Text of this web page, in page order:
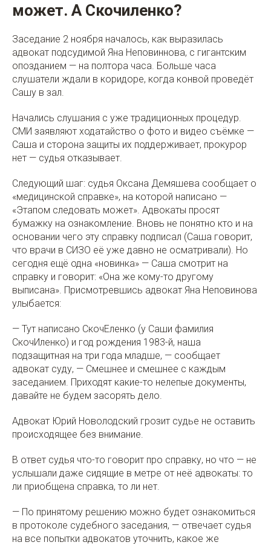
может. А Скочиленко?
Заседание 2 ноября началось, как выразилась
адвокат подсудимой Яна Неповиннова, с гигантским
опозданием — на полтора часа. Больше часа
слушатели ждали в коридоре, когда конвой проведёт
Сашу в зал.
Начались слушания с уже традиционных процедур.
СМИ заявляют ходатайство о фото и видео съёмке —
Саша и сторона защиты их поддерживает, прокурор
нет — судья отказывает.
Следующий шаг: судья Оксана Демяшева сообщает о
«медицинской справке», на которой написано —
«Этапом следовать может». Адвокаты просят
бумажку на ознакомление. Вновь не понятно кто и на
основании чего эту справку подписал (Саша говорит,
что врачи в СИЗО её уже давно не осматривали). Но
сегодня ещё одна «новинка» — Саша смотрит на
справку и говорит: «Она же кому-то другому
выписана». Присмотревшись адвокат Яна Неповинова
улыбается:
— Тут написано СкочЕленко (у Саши фамилия
СкочИленко) и год рождения 1983-й, наша
подзащитная на три года младше, — сообщает
адвокат суду, — Смешнее и смешнее с каждым
заседанием. Приходят какие-то нелепые документы,
давайте не будем засорять дело.
Адвокат Юрий Новолодский грозит судье не оставить
происходящее без внимание.
В ответ судья что-то говорит про справку, но что — не
услышали даже сидящие в метре от неё адвокаты: то
ли приобщена справка, то ли нет.
— По принятому решению можно будет ознакомиться
в протоколе судебного заседания, — отвечает судья
на все попытки адвокатов уточнить, какое же